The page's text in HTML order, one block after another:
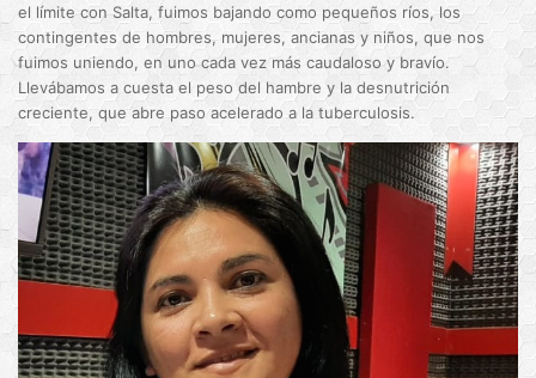
el límite con Salta, fuimos bajando como pequeños ríos, los
contingentes de hombres, mujeres, ancianas y niños, que nos
fuimos uniendo, en uno cada vez más caudaloso y bravío.
Llevábamos a cuesta el peso del hambre y la desnutrición
creciente, que abre paso acelerado a la tuberculosis.